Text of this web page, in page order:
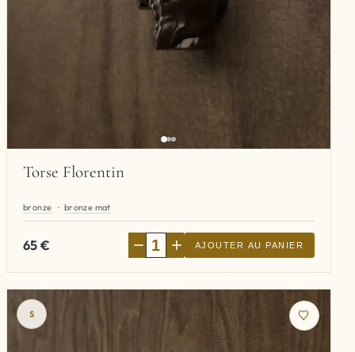
Torse Florentin
bronze bronze mat
65€ − + AJOUTER AU PANIER
S